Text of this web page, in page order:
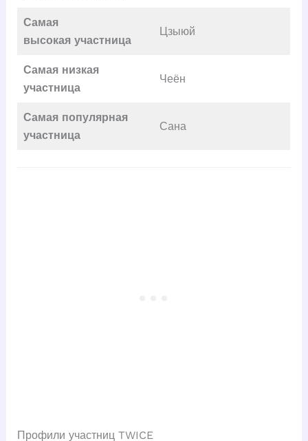
Самая
высокая участница
Цзыюй
Самая низкая
участница
Чеён
Самая популярная
участница
Сана
Профили участниц TWICE